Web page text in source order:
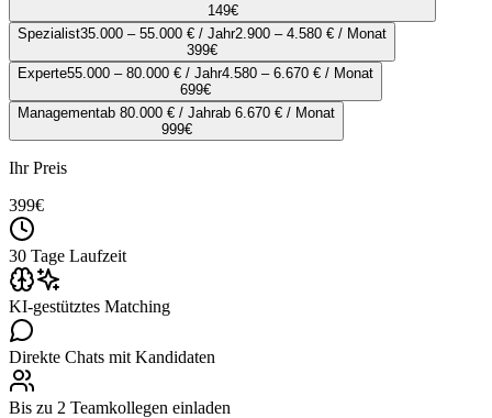
149€
Spezialist35.000 – 55.000 € / Jahr2.900 – 4.580 € / Monat
399€
Experte55.000 – 80.000 € / Jahr4.580 – 6.670 € / Monat
699€
Managementab 80.000 € / Jahrab 6.670 € / Monat
999€
Ihr Preis
399€
30 Tage Laufzeit
KI-gestütztes Matching
Direkte Chats mit Kandidaten
Bis zu 2 Teamkollegen einladen